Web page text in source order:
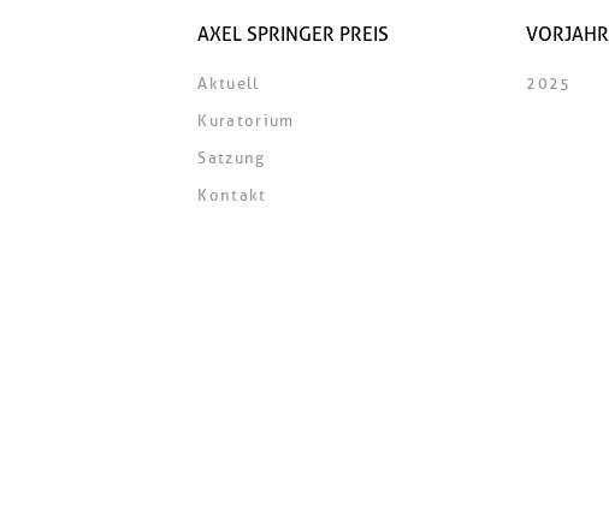
AXEL SPRINGER PREIS
Aktuell
Kuratorium
Satzung
Kontakt
VORJAHR
2025